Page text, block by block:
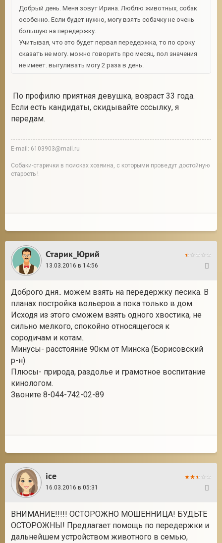
Добрый день. Меня зовут Ирина. Люблю животных, собак
особенно. Если будет нужно, могу взять собачку не очень
большую на передержку.
Учитывая, что это будет первая передержка, то по сроку
сказать не могу. можно говорить про месяц. пол значения
не имеет. выгуливать могу 2 раза в день.
По профилю приятная девушка, возраст 33 года.
Если есть кандидаты, скидывайте сссылку, я
передам.
E-mail: 6103903@mail.ru
Собаки-старички в поисках хозяина, с которыми проведут достойную
старость !
Старик_Юрий
13.03.2016 в 14:56
Доброго дня.. можем взять на передержку песика. В
планах постройка вольеров а пока только в дом.
Исходя из этого сможем взять одного хвостика, не
сильно мелкого, спокойно относящегося к
сородичам и котам..
Минусы- расстояние 90км от Минска (Борисовский
р-н)
Плюсы- природа, раздолье и грамотное воспитание
кинологом.
Звоните 8-044-742-02-89
ice
16.03.2016 в 05:31
ВНИМАНИЕ!!!!! ОСТОРОЖНО МОШЕННИЦА! БУДЬТЕ
ОСТОРОЖНЫ! Предлагает помощь по передержки и
дальнейшем устройством животного в семью,